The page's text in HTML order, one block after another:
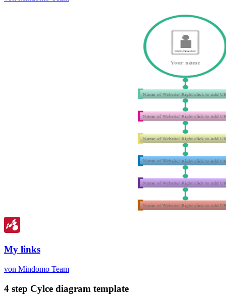
My links
von Mindomo Team
4 step Cylce diagram template